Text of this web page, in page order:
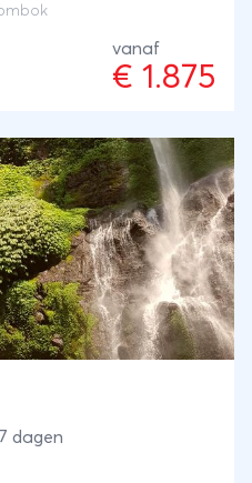
3-weekse getaway
vanaf
€ 1.875
dagen